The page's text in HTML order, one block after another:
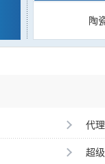
陶
代
超